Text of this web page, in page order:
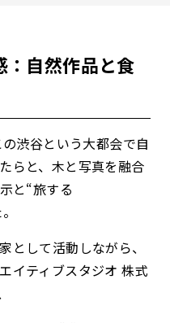
：自然作品と食
渋谷という大都会で自
らと、木と写真を融合
と“旅する
として活動しながら、
イティブスタジオ 株式